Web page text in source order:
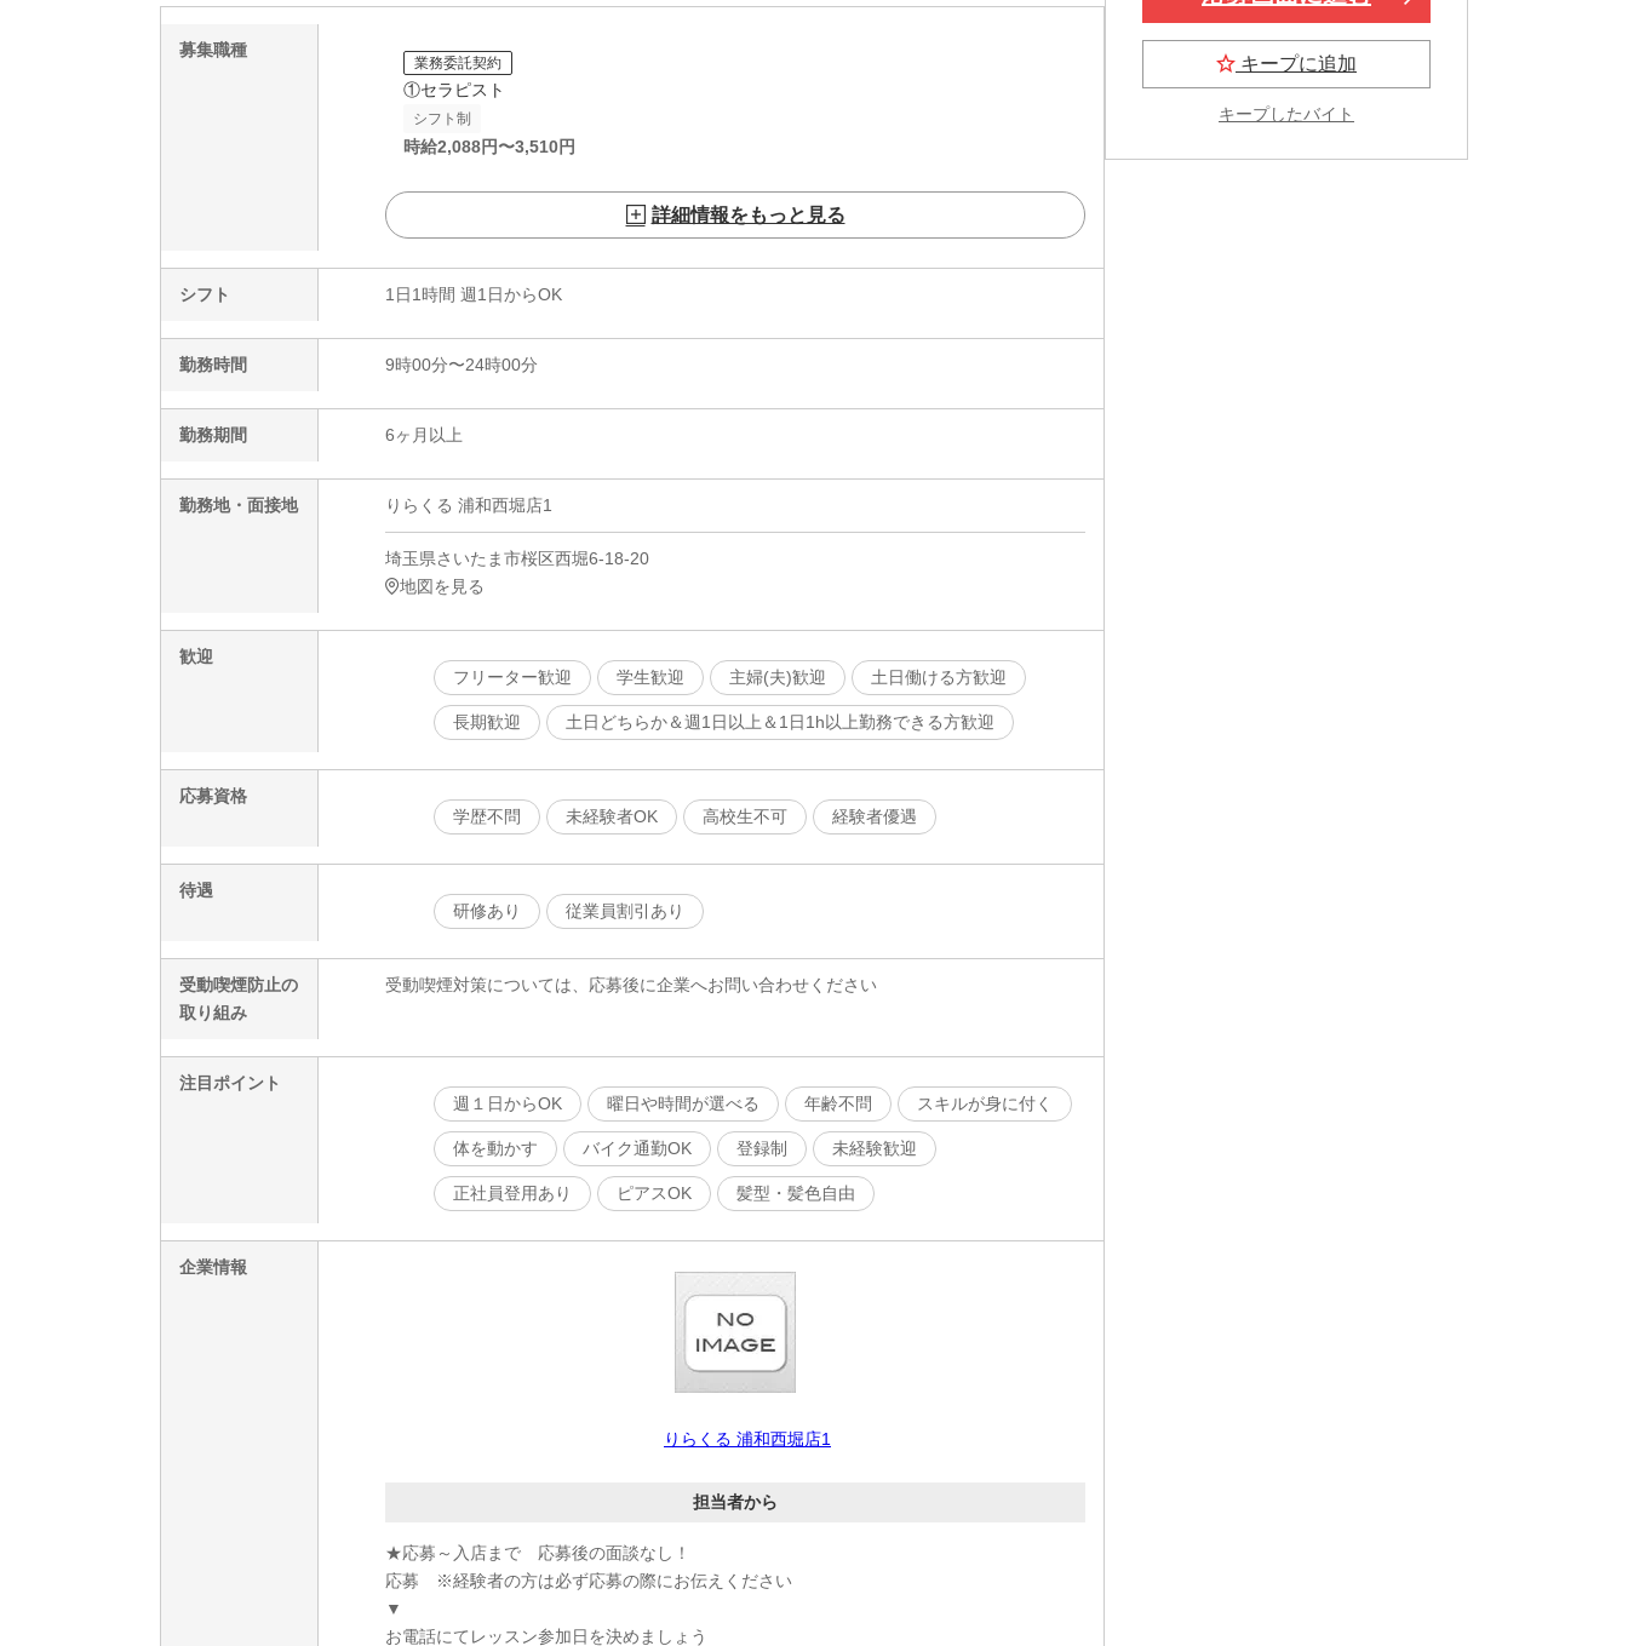
募集職種
業務委託契約
①セラピスト
シフト制
時給2,088円〜3,510円
詳細情報をもっと見る
シフト 1日1時間 週1日からOK
勤務時間 9時00分〜24時00分
勤務期間 6ヶ月以上
勤務地・面接地 りらくる 浦和西堀店1
埼玉県さいたま市桜区西堀6-18-20
地図を見る
歓迎
フリーター歓迎
学生歓迎 主婦(夫)歓迎 土日働ける方歓迎
長期歓迎 土日どちらか＆週1日以上＆1日1h以上勤務できる方歓迎
応募資格
学歴不問
未経験者OK 高校生不可 経験者優遇
待遇
研修あり
従業員割引あり
受動喫煙防止の
取り組み
受動喫煙対策については、応募後に企業へお問い合わせください
注目ポイント
週１日からOK
曜日や時間が選べる 年齢不問 スキルが身に付く
体を動かす バイク通勤OK 登録制 未経験歓迎
正社員登用あり ピアスOK 髪型・髪色自由
企業情報
りらくる 浦和西堀店1
担当者から
★応募～入店まで 応募後の面談なし！
応募 ※経験者の方は必ず応募の際にお伝えください
▼
お電話にてレッスン参加日を決めましょう
キープに追加
キープしたバイト